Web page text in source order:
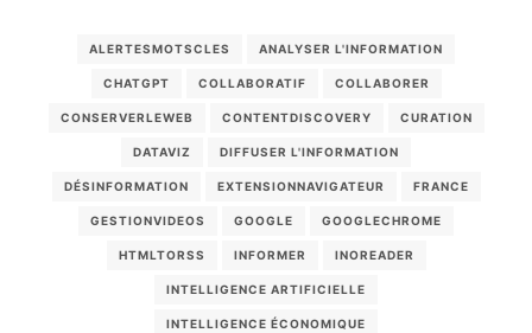
ALERTESMOTSCLES ANALYSER L'INFORMATION
CHATGPT COLLABORATIF COLLABORER
CONSERVERLEWEB CONTENTDISCOVERY CURATION
DATAVIZ DIFFUSER L'INFORMATION
DÉSINFORMATION EXTENSIONNAVIGATEUR FRANCE
GESTIONVIDEOS GOOGLE GOOGLECHROME
HTMLTORSS INFORMER INOREADER
INTELLIGENCE ARTIFICIELLE
INTELLIGENCE ÉCONOMIQUE